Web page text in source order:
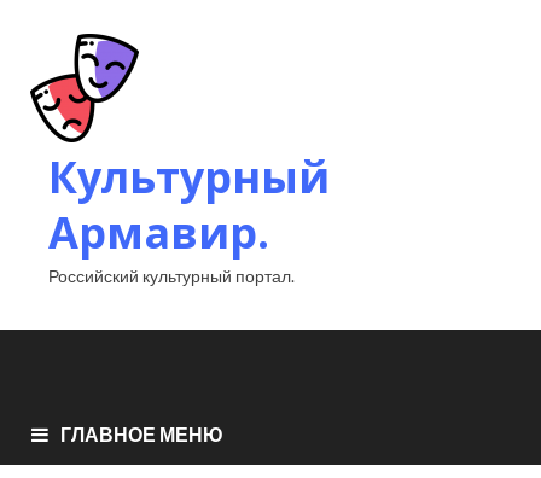
Культурный
Армавир.
Российский культурный портал.
ГЛАВНОЕ МЕНЮ